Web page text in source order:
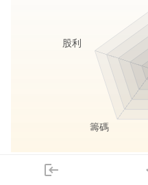
login
長線價值
籌碼
股利